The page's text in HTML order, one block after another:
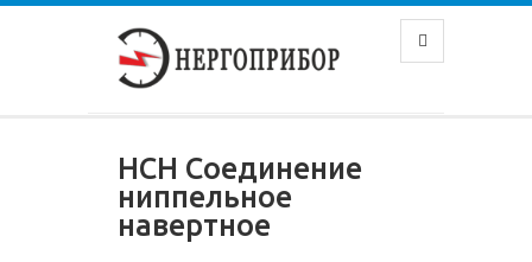
НСН Соединение
ниппельное
навертное